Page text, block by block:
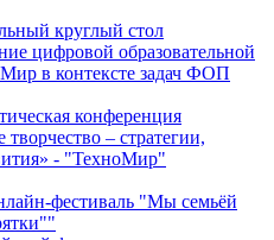
круглый стол
цифровой образовательной
в контексте задач ФОП
конференция
творчество – стратегии,
- "ТехноМир"
фестиваль "Мы семьёй